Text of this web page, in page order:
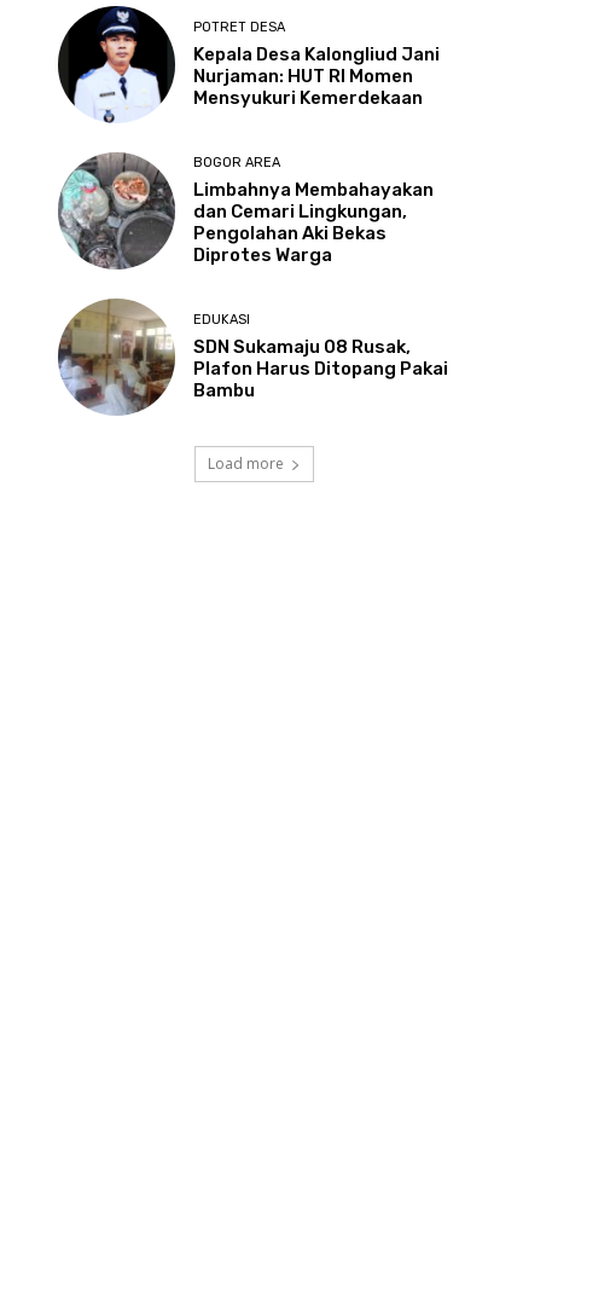
POTRET DESA
Kepala Desa Kalongliud Jani
Nurjaman: HUT RI Momen
Mensyukuri Kemerdekaan
BOGOR AREA
Limbahnya Membahayakan
dan Cemari Lingkungan,
Pengolahan Aki Bekas
Diprotes Warga
EDUKASI
SDN Sukamaju 08 Rusak,
Plafon Harus Ditopang Pakai
Bambu
Load more